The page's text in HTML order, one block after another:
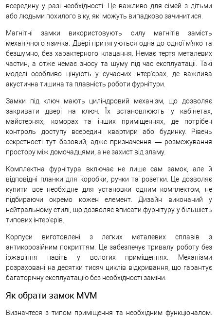
всередину у разі необхідності. Це важливо для сімей з дітьми
або людьми похилого віку, які можуть випадково зачинитися.
Магнітні замки використовують силу магнітів замість
механічного язичка. Двері притягуються одна до одної м'яко та
безшумно, без характерного клацання. Немає тертя металевих
частин, а отже немає зносу та шуму під час експлуатації. Такі
моделі особливо цінують у сучасних інтер'єрах, де важлива
акустична тишина та плавність роботи фурнітури.
Замки під ключ мають циліндровий механізм, що дозволяє
закривати двері на ключ. Їх встановлюють у кабінетах,
майстернях, коморах та інших приміщеннях, де потрібен
контроль доступу всередині квартири або будинку. Рівень
секретності тут базовий, адже призначення — розмежування
простору між домочадцями, а не захист від зламу.
Комплектна фурнітура включає не лише сам замок, але й
відповідні планки для коробки, ручки та розетки. Це дозволяє
купити все необхідне для установки одним комплектом, не
підбираючи окремо кожен елемент. Дизайн виконаний у
нейтральному стилі, що дозволяє вписати фурнітуру у більшість
типових інтер'єрів.
Корпуси виготовлені з легких металевих сплавів з
антикорозійним покриттям. Це забезпечує тривалу роботу без
іржавіння навіть у вологих приміщеннях. Механізми
розраховані на десятки тисяч циклів відкривання, що гарантує
багаторічну експлуатацію без необхідності заміни.
Як обрати замок MVM
Визначтеся з типом приміщення та необхідним функціоналом.